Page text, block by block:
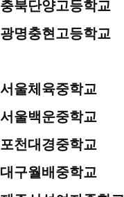
충북단양고등학교
광명충현고등학교
서울체육중학교
서울백운중학교
포천대경중학교
대구월배중학교